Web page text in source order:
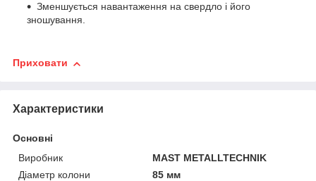
Зменшується навантаження на свердло і його
зношування.
Приховати
Характеристики
Основні
Виробник
MAST METALLTECHNIK
Діаметр колони
85 мм